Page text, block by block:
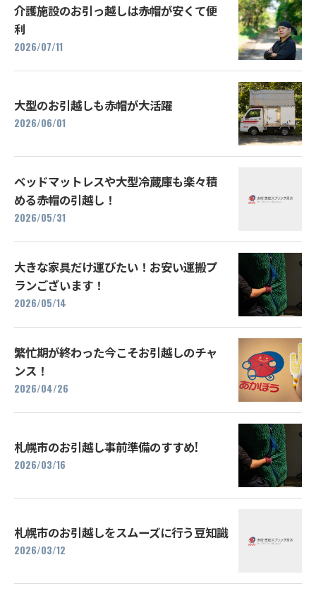
介護施設のお引っ越しは赤帽が安くて便
利
2026/07/11
大型のお引越しも赤帽が大活躍
2026/06/01
ベッドマットレスや大型冷蔵庫も楽々積
める赤帽の引越し！
2026/05/31
大きな家具だけ運びたい！お安い運搬プ
ランございます！
2026/05/14
繁忙期が終わった今こそお引越しのチャ
ンス！
2026/04/26
札幌市のお引越し事前準備のすすめ!
2026/03/16
札幌市のお引越しをスムーズに行う豆知識
2026/03/12